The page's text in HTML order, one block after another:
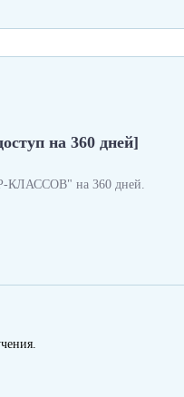
на 360 дней]
КЛАССОВ" на 360 дней.